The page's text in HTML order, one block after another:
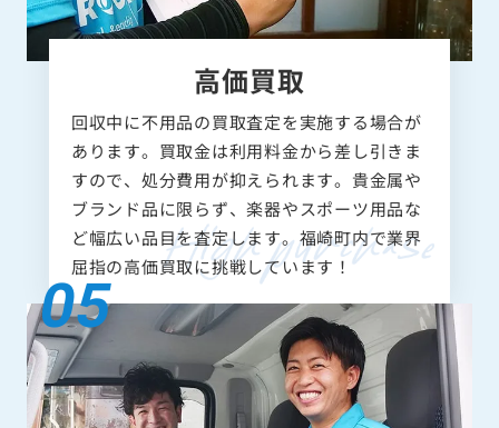
高価買取
回収中に不用品の買取査定を実施する場合が
あります。買取金は利用料金から差し引きま
すので、処分費用が抑えられます。貴金属や
ブランド品に限らず、楽器やスポーツ用品な
ど幅広い品目を査定します。福崎町内で業界
屈指の高価買取に挑戦しています！